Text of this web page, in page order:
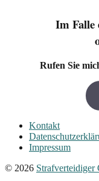
Im Falle
Rufen Sie
Kontakt
Impressum
© 2026 Strafverteidiger